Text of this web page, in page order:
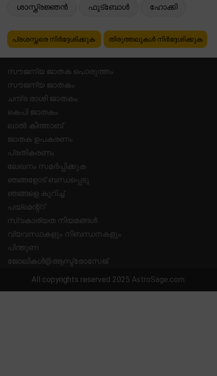
ശാസ്ത്രജ്ഞൻ ഫുട്ബോൾ ഹോക്കി
പ്രശസ്തരെ നിർദ്ദേശിക്കുക തിരുത്തലുകൾ നിർദ്ദേശിക്കുക
സൗജന്യ ജാതക പൊരുത്തം
സൗജന്യ ജാതകം
ചന്ദ്ര രാശി ജാതകം
കെപി ജാതകം
ലാൽ കിത്താബ്
ജാതക ഉപകരണം
പ്രതികരണം
ലേഖനം സമർപ്പിക്കുക
ഞങ്ങളോട് ബന്ധപ്പെടു
ഞങ്ങളെ കുറിച്ച്
പയ്മെന്റ്റ്
സ്വകാര്യത നിയമങ്ങൾ
വ്യവസ്ഥകളും നിബന്ധനകളും
പിന്തുണ
ജോലികൾ@ആസ്ട്രോസേജ്
All copyrights reserved 2025 AstroSage.com.